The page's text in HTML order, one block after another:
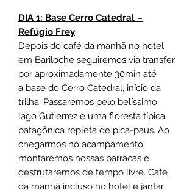
DIA 1: Base Cerro Catedral –
Refúgio Frey
Depois do café da manhã no hotel
em Bariloche seguiremos via transfer
por aproximadamente 30min até
a base do Cerro Catedral, início da
trilha. Passaremos pelo belíssimo
lago Gutierrez e uma floresta típica
patagônica repleta de pica-paus. Ao
chegarmos no acampamento
montaremos nossas barracas e
desfrutaremos de tempo livre. Café
da manhã incluso no hotel e jantar